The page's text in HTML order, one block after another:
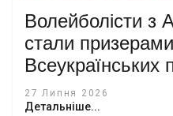
Волейболісти з
стали
Всеукраїнських
27 Липня 2026
Детальніше...